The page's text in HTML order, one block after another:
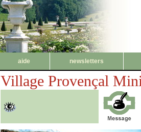
aide
newsletters
Village Provençal